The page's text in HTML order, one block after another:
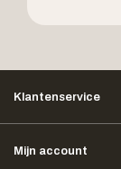
Klantenservice
Mijn account